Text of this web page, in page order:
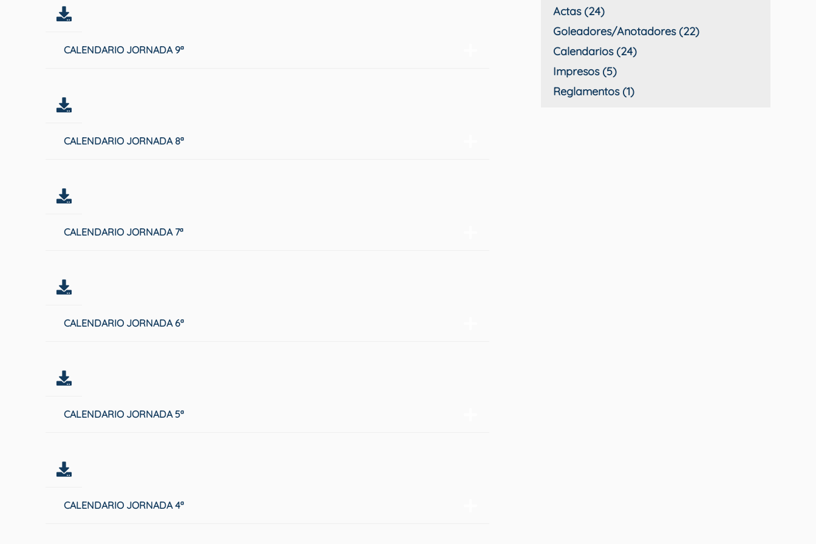
CALENDARIO JORNADA 9ª
CALENDARIO JORNADA 8ª
CALENDARIO JORNADA 7ª
CALENDARIO JORNADA 6ª
CALENDARIO JORNADA 5ª
CALENDARIO JORNADA 4ª
Actas (24)
Goleadores/Anotadores (22)
Calendarios (24)
Impresos (5)
Reglamentos (1)